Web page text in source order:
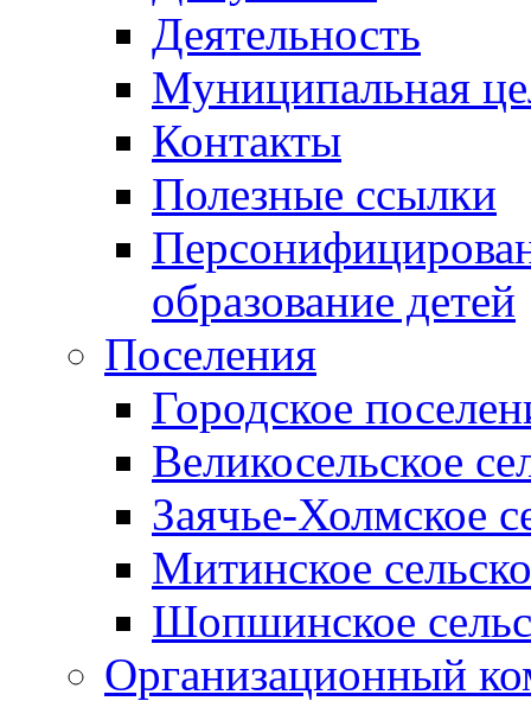
Деятельность
Муниципальная
Контакты
Полезные ссылки
образование детей
Поселения
Городское
Великосельское
Заячье-Холмское
Митинское
Шопшинское
Организационный